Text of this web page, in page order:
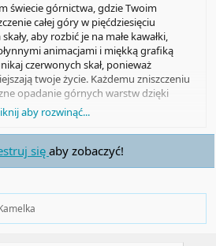
świecie górnictwa, gdzie Twoim
całej góry w pięćdziesięciu
aby rozbić je na małe kawałki,
animacjami i miękką grafiką
czerwonych skał, ponieważ
twoje życie. Każdemu zniszczeniu
opadanie górnych warstw dzięki
i oferuje proste sterowanie
grup wiekowych.
aby oczyścić planszę, zanim skończą
aby rozwinąć...
sięaby zobaczyć!